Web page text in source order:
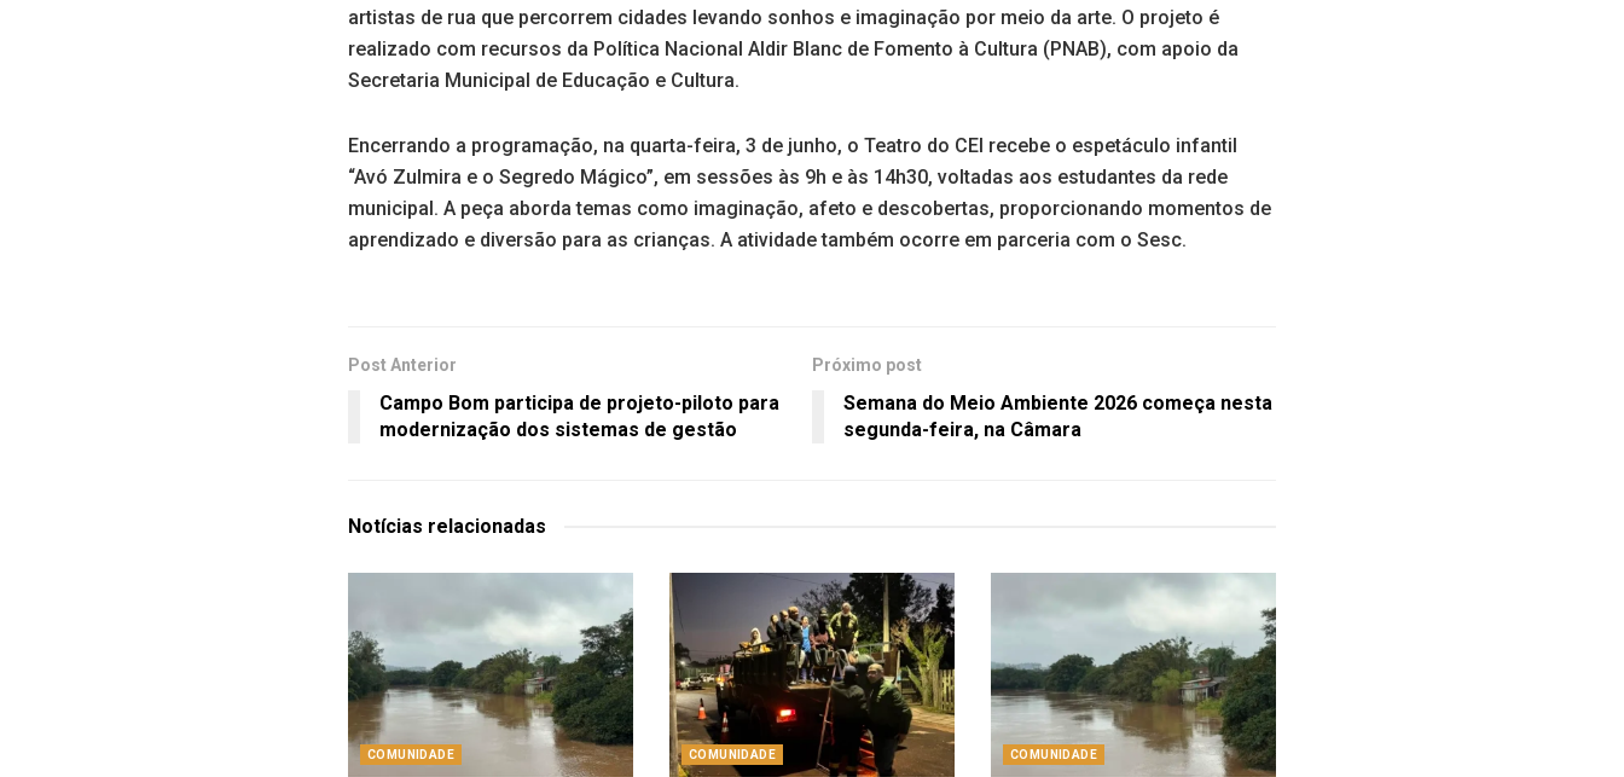
artistas de rua que percorrem cidades levando sonhos e imaginação por meio da arte. O projeto é
realizado com recursos da Política Nacional Aldir Blanc de Fomento à Cultura (PNAB), com apoio da
Secretaria Municipal de Educação e Cultura.
Encerrando a programação, na quarta-feira, 3 de junho, o Teatro do CEI recebe o espetáculo infantil
“Avó Zulmira e o Segredo Mágico”, em sessões às 9h e às 14h30, voltadas aos estudantes da rede
municipal. A peça aborda temas como imaginação, afeto e descobertas, proporcionando momentos de
aprendizado e diversão para as crianças. A atividade também ocorre em parceria com o Sesc.
Post Anterior
Campo Bom participa de projeto-piloto para
modernização dos sistemas de gestão
Próximo post
Semana do Meio Ambiente 2026 começa nesta
segunda-feira, na Câmara
Notícias relacionadas
COMUNIDADE COMUNIDADE COMUNIDADE